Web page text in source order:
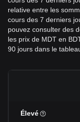
relative entre les
cours des 7 derniers
pouvez consulter des
les prix de MDT en
90 jours dans le
Élevé